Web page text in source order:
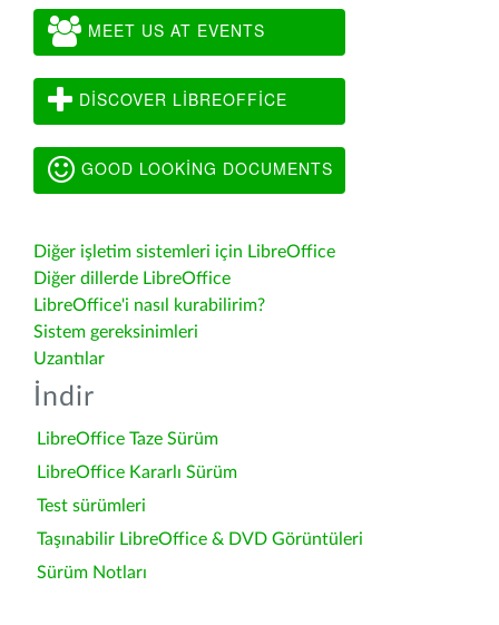
MEET US AT EVENTS
DISCOVER LIBREOFFICE
GOOD LOOKING DOCUMENTS
Diğer işletim sistemleri için LibreOffice
Diğer dillerde LibreOffice
LibreOffice'i nasıl kurabilirim?
Sistem gereksinimleri
Uzantılar
İndir
LibreOffice Taze Sürüm
LibreOffice Kararlı Sürüm
Test sürümleri
Taşınabilir LibreOffice & DVD Görüntüleri
Sürüm Notları